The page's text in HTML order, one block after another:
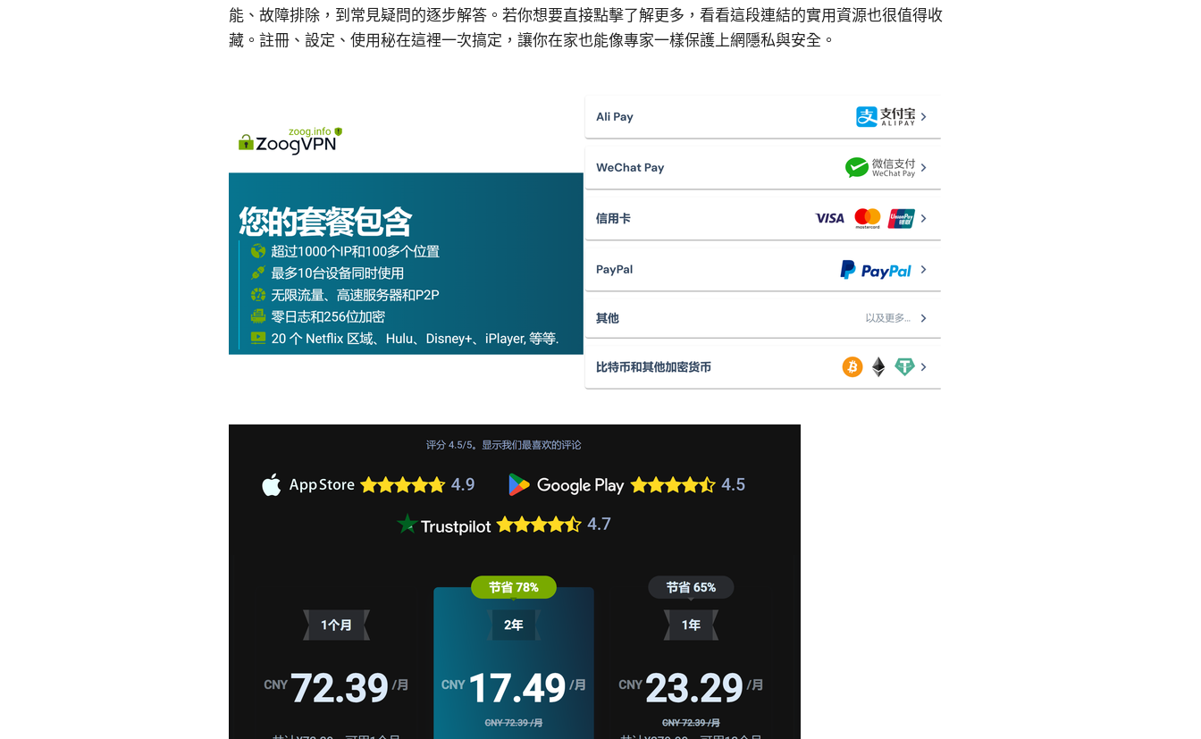
能、故障排除，到常見疑問的逐步解答。若你想要直接點擊了解更多，看看這段連結的實用資源也很值得收
藏。註冊、設定、使用秘在這裡一次搞定，讓你在家也能像專家一樣保護上網隱私與安全。